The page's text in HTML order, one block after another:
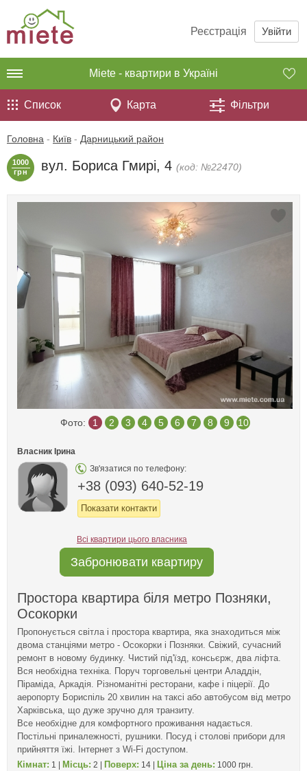
Реєстрація Увійти
Miete - квартири в Україні
Список Карта Фільтри
Головна - Київ - Дарницький район
1000
грн
вул. Бориса Гмирі, 4 (код: №22470)
Фото: 1 2 3 4 5 6 7 8 9 10
Власник Ірина
Зв'язатися по телефону:
+38 (093) 640-52-19
Показати контакти
Всі квартири цього власника
Забронювати квартиру
Простора квартира біля метро Позняки,
Осокорки
Пропонується світла і простора квартира, яка знаходиться між
двома станціями метро - Осокорки і Позняки. Свіжий, сучасний
ремонт в новому будинку. Чистий під'їзд, консьєрж, два ліфта.
Вся необхідна техніка. Поруч торговельні центри Аладдін,
Піраміда, Аркадія. Різноманітні ресторани, кафе і піцерії. До
аеропорту Бориспіль 20 хвилин на таксі або автобусом від метро
Харківська, що дуже зручно для транзиту.
Все необхідне для комфортного проживання надається.
Постільні приналежності, рушники. Посуд і столові прибори для
прийняття їжі. Інтернет з Wi-Fi доступом.
Кімнат: 1 | Місць: 2 | Поверх: 14 | Ціна за день: 1000 грн.